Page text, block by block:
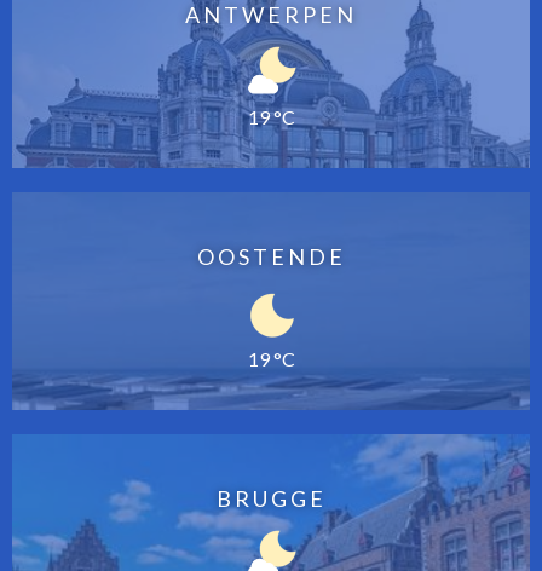
ANTWERPEN
19 °C
OOSTENDE
19 °C
BRUGGE